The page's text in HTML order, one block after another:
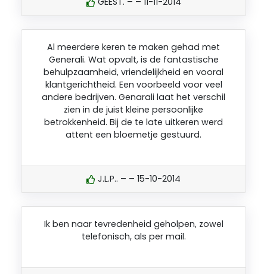
Al meerdere keren te maken gehad met
Generali. Wat opvalt, is de fantastische
behulpzaamheid, vriendelijkheid en vooral
klantgerichtheid. Een voorbeeld voor veel
andere bedrijven. Genarali laat het verschil
zien in de juist kleine persoonlijke
betrokkenheid. Bij de te late uitkeren werd
attent een bloemetje gestuurd.
J.L.P.. – – 15-10-2014
Ik ben naar tevredenheid geholpen, zowel
telefonisch, als per mail.